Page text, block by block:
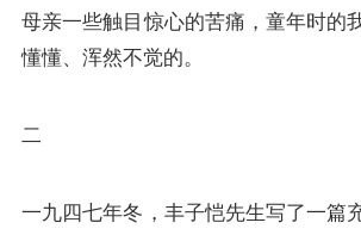
母亲一些触目惊心的苦痛，童年时的
懂懂、浑然不觉的。
二
一九四七年冬，丰子恺先生写了一篇